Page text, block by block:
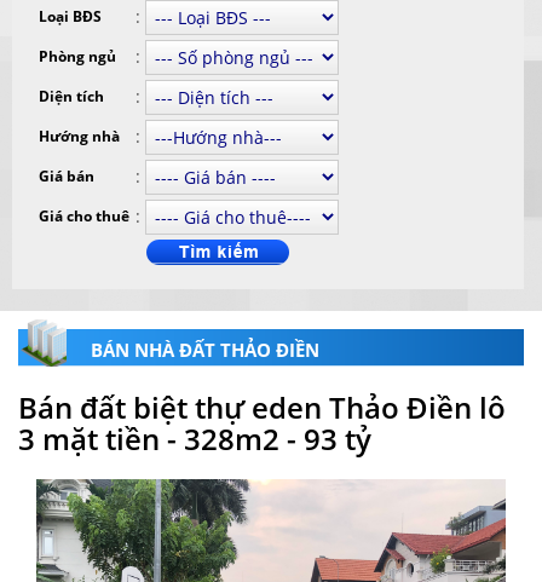
Loại BĐS :
Phòng ngủ :
Diện tích :
Hướng nhà :
Giá bán :
Giá cho thuê :
BÁN NHÀ ĐẤT THẢO ĐIỀN
Bán đất biệt thự eden Thảo Điền lô
3 mặt tiền - 328m2 - 93 tỷ